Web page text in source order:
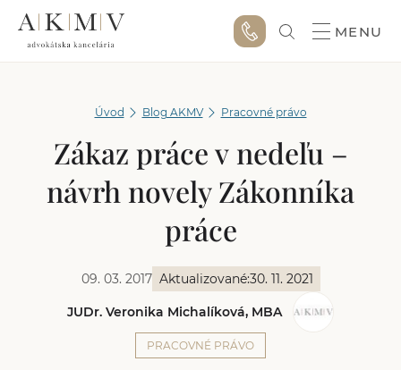
MENU
Úvod Blog AKMV Pracovné právo
Zákaz práce v nedeľu –
návrh novely Zákonníka
práce
09. 03. 2017 Aktualizované:30. 11. 2021
JUDr. Veronika Michalíková, MBA
PRACOVNÉ PRÁVO